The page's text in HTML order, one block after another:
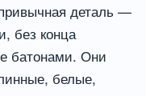
деталь —
без конца
батонами. Они
белые,